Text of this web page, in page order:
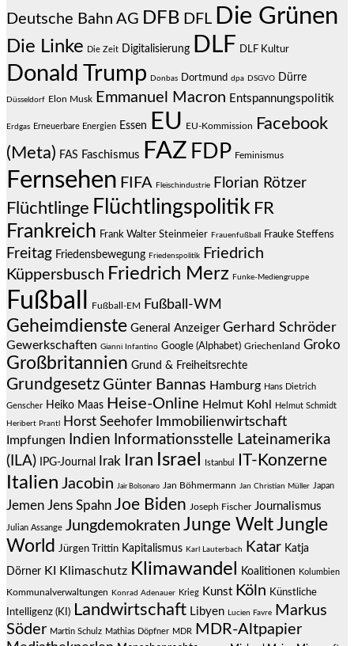
Deutsche Bahn AG DFB DFL Die Grünen
Die Linke Die Zeit Digitalisierung DLF DLF Kultur
Donald Trump Donbas Dortmund dpa DSGVO Dürre
Düsseldorf Elon Musk Emmanuel Macron Entspannungspolitik
Erdgas Erneuerbare Energien Essen EU EU-Kommission
Facebook
(Meta) FAS Faschismus FAZ FDP Feminismus
Fernsehen FIFA Fleischindustrie Florian Rötzer
Flüchtlinge Flüchtlingspolitik FR
Frankreich Frank Walter Steinmeier Frauenfußball Frauke Steffens
Freitag Friedensbewegung Friedenspolitik
Friedrich
Küppersbusch Friedrich Merz Funke-Mediengruppe
Fußball Fußball-EM Fußball-WM
Geheimdienste General Anzeiger Gerhard Schröder
Gewerkschaften Gianni Infantino Google (Alphabet) Griechenland Groko
Großbritannien Grund & Freiheitsrechte
Grundgesetz Günter Bannas Hamburg Hans Dietrich
Genscher Heiko Maas Heise-Online Helmut Kohl Helmut Schmidt
Heribert Prantl Horst Seehofer Immobilienwirtschaft
Impfungen Indien Informationsstelle Lateinamerika
(ILA)
IPG-Journal Irak Iran Israel Istanbul IT-Konzerne
Italien Jacobin Jair Bolsonaro Jan Böhmermann Jan Christian Müller Japan
Jemen Jens Spahn Joe Biden Joseph Fischer Journalismus
Julian Assange Jungdemokraten Junge WeltJungle
World Jürgen Trittin Kapitalismus Karl Lauterbach Katar Katja
Dörner KI Klimaschutz Klimawandel Koalitionen Kolumbien
Kommunalverwaltungen Konrad Adenauer Krieg Kunst Köln Künstliche
Intelligenz (KI) Landwirtschaft Libyen Lucien Favre
Markus
Söder Martin Schulz Mathias Döpfner MDR MDR-Altpapier